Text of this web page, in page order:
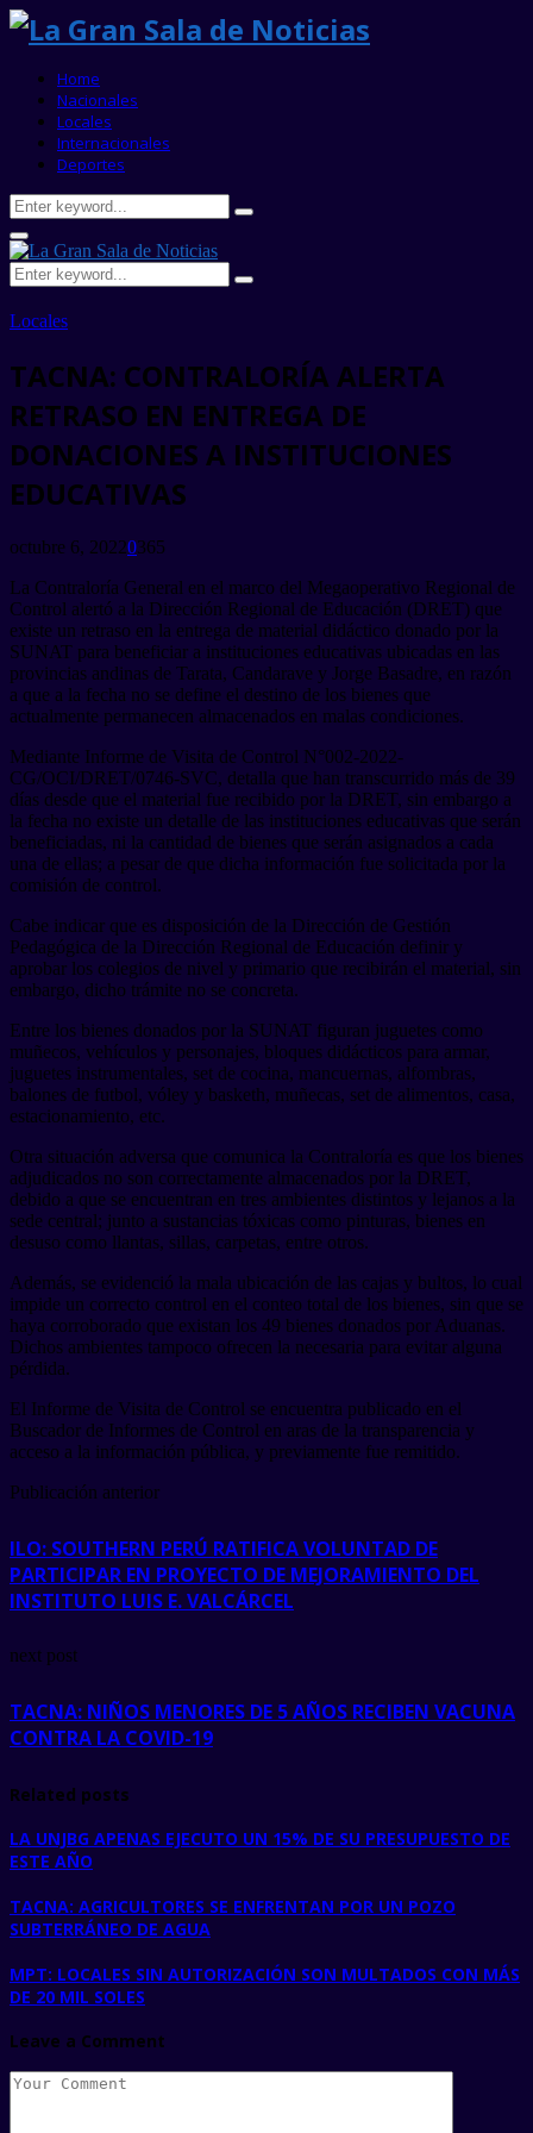
Home
Nacionales
Locales
Internacionales
Deportes
Search
for:
Search
Primary
Menu
Search
for:
Search
Locales
TACNA: CONTRALORÍA ALERTA
RETRASO EN ENTREGA DE
DONACIONES A INSTITUCIONES
EDUCATIVAS
octubre 6, 20220365
La Contraloría General en el marco del Megaoperativo Regional de
Control alertó a la Dirección Regional de Educación (DRET) que
existe un retraso en la entrega de material didáctico donado por la
SUNAT para beneficiar a instituciones educativas ubicadas en las
provincias andinas de Tarata, Candarave y Jorge Basadre, en razón
a que a la fecha no se define el destino de los bienes que
actualmente permanecen almacenados en malas condiciones.
Mediante Informe de Visita de Control N°002-2022-
CG/OCI/DRET/0746-SVC, detalla que han transcurrido más de 39
días desde que el material fue recibido por la DRET, sin embargo a
la fecha no existe un detalle de las instituciones educativas que serán
beneficiadas, ni la cantidad de bienes que serán asignados a cada
una de ellas; a pesar de que dicha información fue solicitada por la
comisión de control.
Cabe indicar que es disposición de la Dirección de Gestión
Pedagógica de la Dirección Regional de Educación definir y
aprobar los colegios de nivel y primario que recibirán el material, sin
embargo, dicho trámite no se concreta.
Entre los bienes donados por la SUNAT figuran juguetes como
muñecos, vehículos y personajes, bloques didácticos para armar,
juguetes instrumentales, set de cocina, mancuernas, alfombras,
balones de futbol, vóley y basketh, muñecas, set de alimentos, casa,
estacionamiento, etc.
Otra situación adversa que comunica la Contraloría es que los bienes
adjudicados no son correctamente almacenados por la DRET,
debido a que se encuentran en tres ambientes distintos y lejanos a la
sede central; junto a sustancias tóxicas como pinturas, bienes en
desuso como llantas, sillas, carpetas, entre otros.
Además, se evidenció la mala ubicación de las cajas y bultos, lo cual
impide un correcto control en el conteo total de los bienes, sin que se
haya corroborado que existan los 49 bienes donados por Aduanas.
Dichos ambientes tampoco ofrecen la necesaria para evitar alguna
pérdida.
El Informe de Visita de Control se encuentra publicado en el
Buscador de Informes de Control en aras de la transparencia y
acceso a la información pública, y previamente fue remitido.
Publicación anterior
ILO: SOUTHERN PERÚ RATIFICA VOLUNTAD DE
PARTICIPAR EN PROYECTO DE MEJORAMIENTO DEL
INSTITUTO LUIS E. VALCÁRCEL
next post
TACNA: NIÑOS MENORES DE 5 AÑOS RECIBEN VACUNA
CONTRA LA COVID-19
Related posts
LA UNJBG APENAS EJECUTO UN 15% DE SU PRESUPUESTO DE
ESTE AÑO
TACNA: AGRICULTORES SE ENFRENTAN POR UN POZO
SUBTERRÁNEO DE AGUA
MPT: LOCALES SIN AUTORIZACIÓN SON MULTADOS CON MÁS
DE 20 MIL SOLES
Leave a Comment